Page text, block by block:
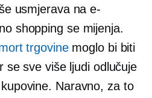
usmjerava na e-
shopping se mijenja.
trgovinemoglo bi biti
se sve više ljudi odlučuje
Naravno, za to